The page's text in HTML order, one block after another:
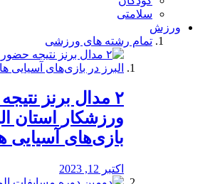
سلامتی
ورزش
تمام رشته های ورزشی
ورزشکار استان
بازی‌های آسیایی
اکتبر 12, 2023